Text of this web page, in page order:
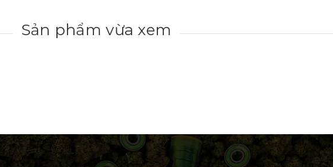
Sản phẩm vừa xem